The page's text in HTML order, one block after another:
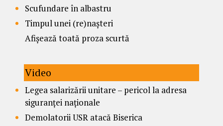
Scufundare în albastru
Timpul unei (re)nașteri
Afișează toată proza scurtă
Video
Legea salarizării unitare – pericol la adresa
siguranței naționale
Demolatorii USR atacă Biserica